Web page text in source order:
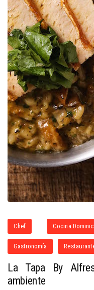
Chef Cocina
Gastronomía
La Tapa By
ambiente